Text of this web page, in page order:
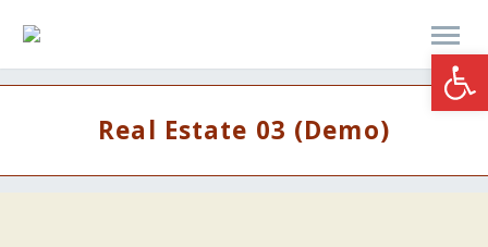
Real Estate 03 (Demo)